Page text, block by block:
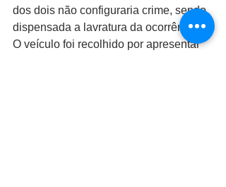
dos dois não configuraria crime, sendo
dispensada a lavratura da ocorrência.
O veículo foi recolhido por apresentar